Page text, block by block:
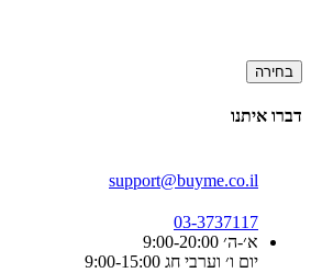
בחירה
דברו איתנו
support@buyme.co.il
03-3737117
א׳-ה׳ 9:00-20:00
יום ו׳ וערבי חג 9:00-15:00